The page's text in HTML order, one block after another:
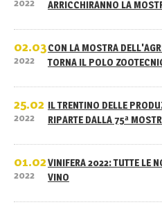
2022
ARRICCHIRANNO LA
02.03
2022
CON LA MOSTRA
TORNA IL POLO
25.02
2022
IL TRENTINO DELLE
RIPARTE DALLA 75ª
01.02
2022
VINIFERA 2022: TUTTE LE
VINO